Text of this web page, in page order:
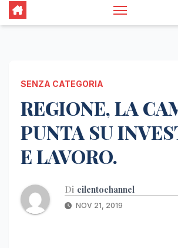
SENZA CATEGORIA
REGIONE, LA
PUNTA SU
E LAVORO.
Di cilentochannel
NOV 21, 2019